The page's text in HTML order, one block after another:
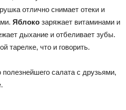
отлично снимает отеки и
Яблоко заряжает витаминами и
дыхание и отбеливает зубы.
тарелке, что и говорить.
салата с друзьями,